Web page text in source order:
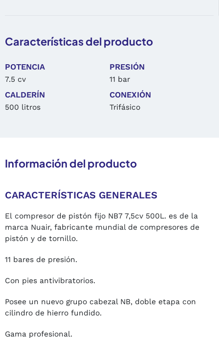
Características del producto
POTENCIA
7.5 cv
PRESIÓN
11 bar
CALDERÍN
500 litros
CONEXIÓN
Trifásico
Información del producto
CARACTERÍSTICAS GENERALES
El compresor de pistón fijo NB7 7,5cv 500L. es de la
marca Nuair, fabricante mundial de compresores de
pistón y de tornillo.
11 bares de presión.
Con pies antivibratorios.
Posee un nuevo grupo cabezal NB, doble etapa con
cilindro de hierro fundido.
Gama profesional.